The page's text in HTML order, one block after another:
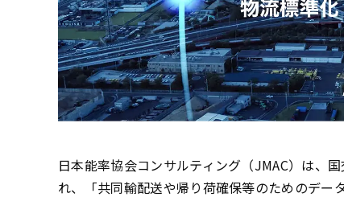
日本能率協会コンサルティング（JMAC）は、
れ、「共同輸配送や帰り荷確保等のためのデー